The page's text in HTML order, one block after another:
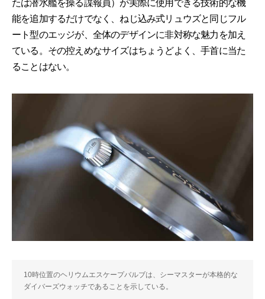
たは潜水艦を操る諜報員）が実際に使用できる技術的な機
能を追加するだけでなく、ねじ込み式リュウズと同じフル
ート型のエッジが、全体のデザインに非対称な魅力を加え
ている。その控えめなサイズはちょうどよく、手首に当た
ることはない。
10時位置のヘリウムエスケープバルブは、シーマスターが本格的な
ダイバーズウォッチであることを示している。